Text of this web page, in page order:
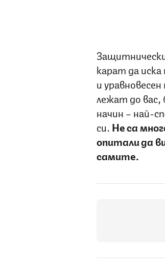
карат да
и
лежат до вас,
начин – най-
си. Не са
опитали да
самите.